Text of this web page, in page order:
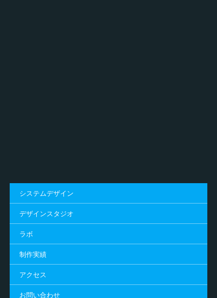
システムデザイン
デザインスタジオ
ラボ
制作実績
アクセス
お問い合わせ